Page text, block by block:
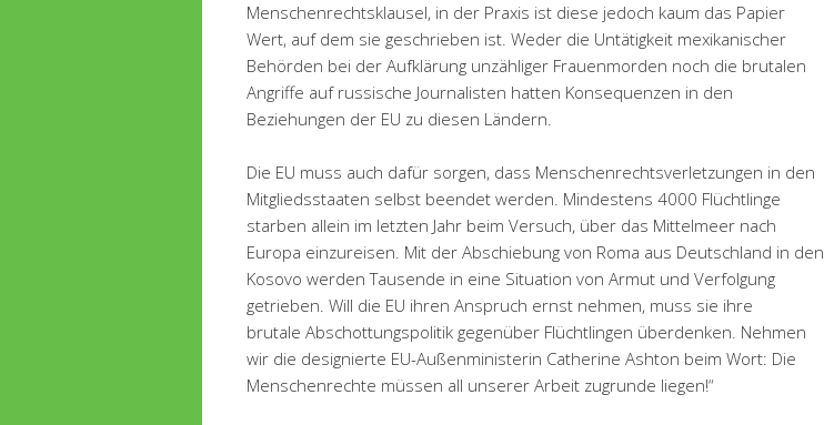
Menschenrechtsklausel, in der Praxis ist diese jedoch kaum das Papier
Wert, auf dem sie geschrieben ist. Weder die Untätigkeit mexikanischer
Behörden bei der Aufklärung unzähliger Frauenmorden noch die brutalen
Angriffe auf russische Journalisten hatten Konsequenzen in den
Beziehungen der EU zu diesen Ländern.
Die EU muss auch dafür sorgen, dass Menschenrechtsverletzungen in den
Mitgliedsstaaten selbst beendet werden. Mindestens 4000 Flüchtlinge
starben allein im letzten Jahr beim Versuch, über das Mittelmeer nach
Europa einzureisen. Mit der Abschiebung von Roma aus Deutschland in den
Kosovo werden Tausende in eine Situation von Armut und Verfolgung
getrieben. Will die EU ihren Anspruch ernst nehmen, muss sie ihre
brutale Abschottungspolitik gegenüber Flüchtlingen überdenken. Nehmen
wir die designierte EU-Außenministerin Catherine Ashton beim Wort: Die
Menschenrechte müssen all unserer Arbeit zugrunde liegen!“